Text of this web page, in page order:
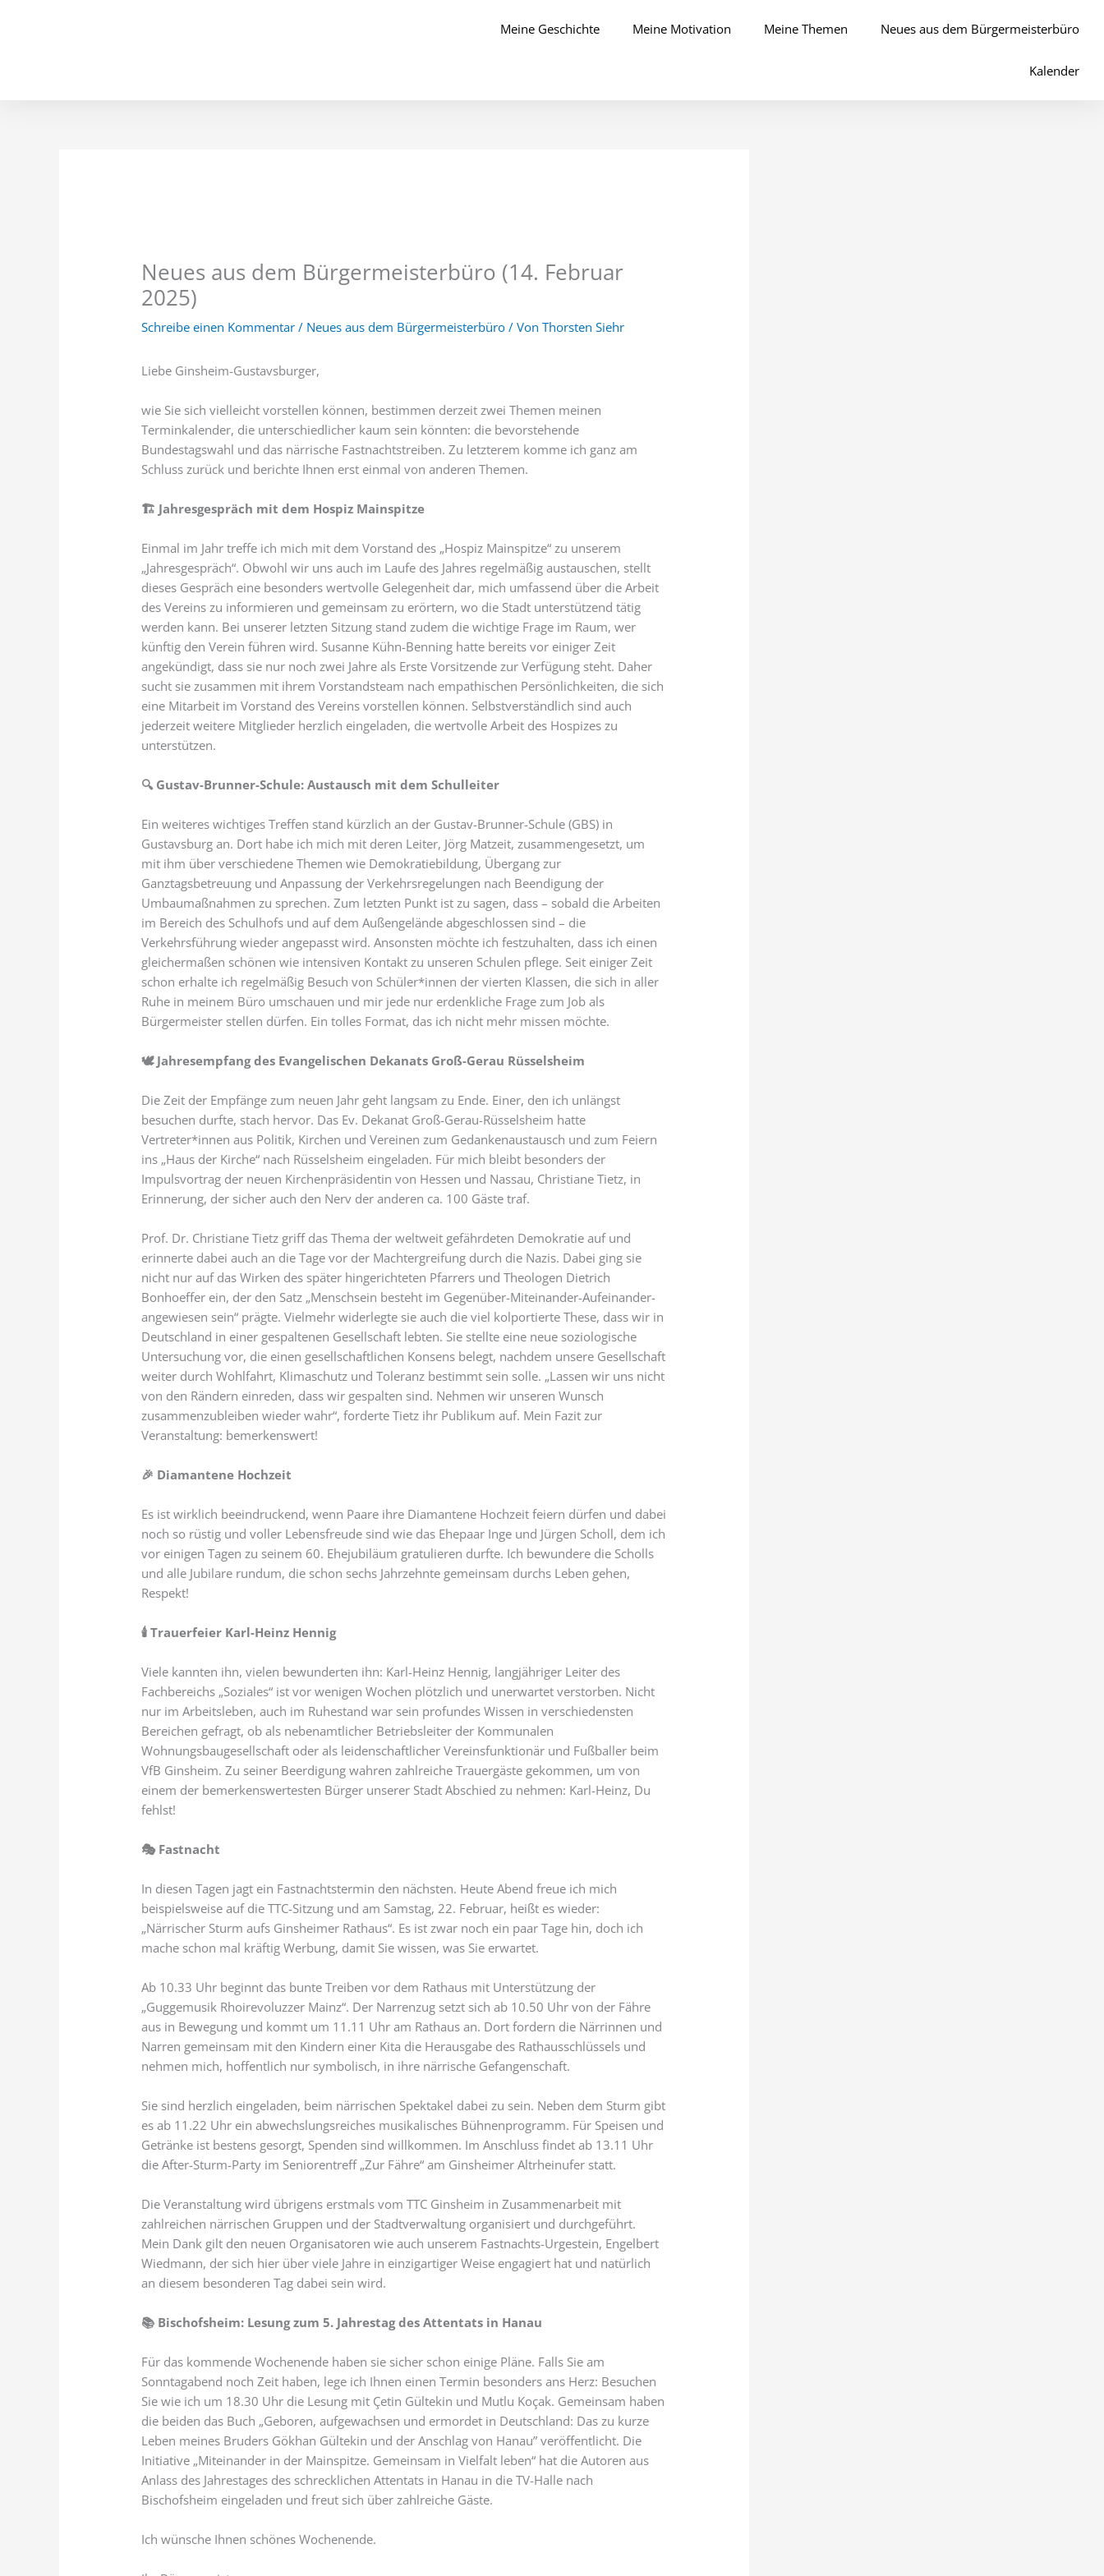
Meine Geschichte Meine Motivation Meine Themen Neues aus dem Bürgermeisterbüro
Kalender
Neues aus dem Bürgermeisterbüro (14. Februar
2025)
Schreibe einen Kommentar / Neues aus dem Bürgermeisterbüro / VonThorsten Siehr
Liebe Ginsheim-Gustavsburger,
wie Sie sich vielleicht vorstellen können, bestimmen derzeit zwei Themen meinen
Terminkalender, die unterschiedlicher kaum sein könnten: die bevorstehende
Bundestagswahl und das närrische Fastnachtstreiben. Zu letzterem komme ich ganz am
Schluss zurück und berichte Ihnen erst einmal von anderen Themen.
🏗 Jahresgespräch mit dem Hospiz Mainspitze
Einmal im Jahr treffe ich mich mit dem Vorstand des „Hospiz Mainspitze“ zu unserem
„Jahresgespräch“. Obwohl wir uns auch im Laufe des Jahres regelmäßig austauschen, stellt
dieses Gespräch eine besonders wertvolle Gelegenheit dar, mich umfassend über die Arbeit
des Vereins zu informieren und gemeinsam zu erörtern, wo die Stadt unterstützend tätig
werden kann. Bei unserer letzten Sitzung stand zudem die wichtige Frage im Raum, wer
künftig den Verein führen wird. Susanne Kühn-Benning hatte bereits vor einiger Zeit
angekündigt, dass sie nur noch zwei Jahre als Erste Vorsitzende zur Verfügung steht. Daher
sucht sie zusammen mit ihrem Vorstandsteam nach empathischen Persönlichkeiten, die sich
eine Mitarbeit im Vorstand des Vereins vorstellen können. Selbstverständlich sind auch
jederzeit weitere Mitglieder herzlich eingeladen, die wertvolle Arbeit des Hospizes zu
unterstützen.
🔍Gustav-Brunner-Schule: Austausch mit dem Schulleiter
Ein weiteres wichtiges Treffen stand kürzlich an der Gustav-Brunner-Schule (GBS) in
Gustavsburg an. Dort habe ich mich mit deren Leiter, Jörg Matzeit, zusammengesetzt, um
mit ihm über verschiedene Themen wie Demokratiebildung, Übergang zur
Ganztagsbetreuung und Anpassung der Verkehrsregelungen nach Beendigung der
Umbaumaßnahmen zu sprechen. Zum letzten Punkt ist zu sagen, dass – sobald die Arbeiten
im Bereich des Schulhofs und auf dem Außengelände abgeschlossen sind – die
Verkehrsführung wieder angepasst wird. Ansonsten möchte ich festzuhalten, dass ich einen
gleichermaßen schönen wie intensiven Kontakt zu unseren Schulen pflege. Seit einiger Zeit
schon erhalte ich regelmäßig Besuch von Schüler*innen der vierten Klassen, die sich in aller
Ruhe in meinem Büro umschauen und mir jede nur erdenkliche Frage zum Job als
Bürgermeister stellen dürfen. Ein tolles Format, das ich nicht mehr missen möchte.
🕊 Jahresempfang des Evangelischen Dekanats Groß-Gerau Rüsselsheim
Die Zeit der Empfänge zum neuen Jahr geht langsam zu Ende. Einer, den ich unlängst
besuchen durfte, stach hervor. Das Ev. Dekanat Groß-Gerau-Rüsselsheim hatte
Vertreter*innen aus Politik, Kirchen und Vereinen zum Gedankenaustausch und zum Feiern
ins „Haus der Kirche“ nach Rüsselsheim eingeladen. Für mich bleibt besonders der
Impulsvortrag der neuen Kirchenpräsidentin von Hessen und Nassau, Christiane Tietz, in
Erinnerung, der sicher auch den Nerv der anderen ca. 100 Gäste traf.
Prof. Dr. Christiane Tietz griff das Thema der weltweit gefährdeten Demokratie auf und
erinnerte dabei auch an die Tage vor der Machtergreifung durch die Nazis. Dabei ging sie
nicht nur auf das Wirken des später hingerichteten Pfarrers und Theologen Dietrich
Bonhoeffer ein, der den Satz „Menschsein besteht im Gegenüber-Miteinander-Aufeinander-
angewiesen sein“ prägte. Vielmehr widerlegte sie auch die viel kolportierte These, dass wir in
Deutschland in einer gespaltenen Gesellschaft lebten. Sie stellte eine neue soziologische
Untersuchung vor, die einen gesellschaftlichen Konsens belegt, nachdem unsere Gesellschaft
weiter durch Wohlfahrt, Klimaschutz und Toleranz bestimmt sein solle. „Lassen wir uns nicht
von den Rändern einreden, dass wir gespalten sind. Nehmen wir unseren Wunsch
zusammenzubleiben wieder wahr“, forderte Tietz ihr Publikum auf. Mein Fazit zur
Veranstaltung: bemerkenswert!
🎉 Diamantene Hochzeit
Es ist wirklich beeindruckend, wenn Paare ihre Diamantene Hochzeit feiern dürfen und dabei
noch so rüstig und voller Lebensfreude sind wie das Ehepaar Inge und Jürgen Scholl, dem ich
vor einigen Tagen zu seinem 60. Ehejubiläum gratulieren durfte. Ich bewundere die Scholls
und alle Jubilare rundum, die schon sechs Jahrzehnte gemeinsam durchs Leben gehen,
Respekt!
🕯 Trauerfeier Karl-Heinz Hennig
Viele kannten ihn, vielen bewunderten ihn: Karl-Heinz Hennig, langjähriger Leiter des
Fachbereichs „Soziales“ ist vor wenigen Wochen plötzlich und unerwartet verstorben. Nicht
nur im Arbeitsleben, auch im Ruhestand war sein profundes Wissen in verschiedensten
Bereichen gefragt, ob als nebenamtlicher Betriebsleiter der Kommunalen
Wohnungsbaugesellschaft oder als leidenschaftlicher Vereinsfunktionär und Fußballer beim
VfB Ginsheim. Zu seiner Beerdigung wahren zahlreiche Trauergäste gekommen, um von
einem der bemerkenswertesten Bürger unserer Stadt Abschied zu nehmen: Karl-Heinz, Du
fehlst!
🎭Fastnacht
In diesen Tagen jagt ein Fastnachtstermin den nächsten. Heute Abend freue ich mich
beispielsweise auf die TTC-Sitzung und am Samstag, 22. Februar, heißt es wieder:
„Närrischer Sturm aufs Ginsheimer Rathaus“. Es ist zwar noch ein paar Tage hin, doch ich
mache schon mal kräftig Werbung, damit Sie wissen, was Sie erwartet.
Ab 10.33 Uhr beginnt das bunte Treiben vor dem Rathaus mit Unterstützung der
„Guggemusik Rhoirevoluzzer Mainz“. Der Narrenzug setzt sich ab 10.50 Uhr von der Fähre
aus in Bewegung und kommt um 11.11 Uhr am Rathaus an. Dort fordern die Närrinnen und
Narren gemeinsam mit den Kindern einer Kita die Herausgabe des Rathausschlüssels und
nehmen mich, hoffentlich nur symbolisch, in ihre närrische Gefangenschaft.
Sie sind herzlich eingeladen, beim närrischen Spektakel dabei zu sein. Neben dem Sturm gibt
es ab 11.22 Uhr ein abwechslungsreiches musikalisches Bühnenprogramm. Für Speisen und
Getränke ist bestens gesorgt, Spenden sind willkommen. Im Anschluss findet ab 13.11 Uhr
die After-Sturm-Party im Seniorentreff „Zur Fähre“ am Ginsheimer Altrheinufer statt.
Die Veranstaltung wird übrigens erstmals vom TTC Ginsheim in Zusammenarbeit mit
zahlreichen närrischen Gruppen und der Stadtverwaltung organisiert und durchgeführt.
Mein Dank gilt den neuen Organisatoren wie auch unserem Fastnachts-Urgestein, Engelbert
Wiedmann, der sich hier über viele Jahre in einzigartiger Weise engagiert hat und natürlich
an diesem besonderen Tag dabei sein wird.
📚 Bischofsheim: Lesung zum 5. Jahrestag des Attentats in Hanau
Für das kommende Wochenende haben sie sicher schon einige Pläne. Falls Sie am
Sonntagabend noch Zeit haben, lege ich Ihnen einen Termin besonders ans Herz: Besuchen
Sie wie ich um 18.30 Uhr die Lesung mit Çetin Gültekin und Mutlu Koçak. Gemeinsam haben
die beiden das Buch „Geboren, aufgewachsen und ermordet in Deutschland: Das zu kurze
Leben meines Bruders Gökhan Gültekin und der Anschlag von Hanau” veröffentlicht. Die
Initiative „Miteinander in der Mainspitze. Gemeinsam in Vielfalt leben“ hat die Autoren aus
Anlass des Jahrestages des schrecklichen Attentats in Hanau in die TV-Halle nach
Bischofsheim eingeladen und freut sich über zahlreiche Gäste.
Ich wünsche Ihnen schönes Wochenende.